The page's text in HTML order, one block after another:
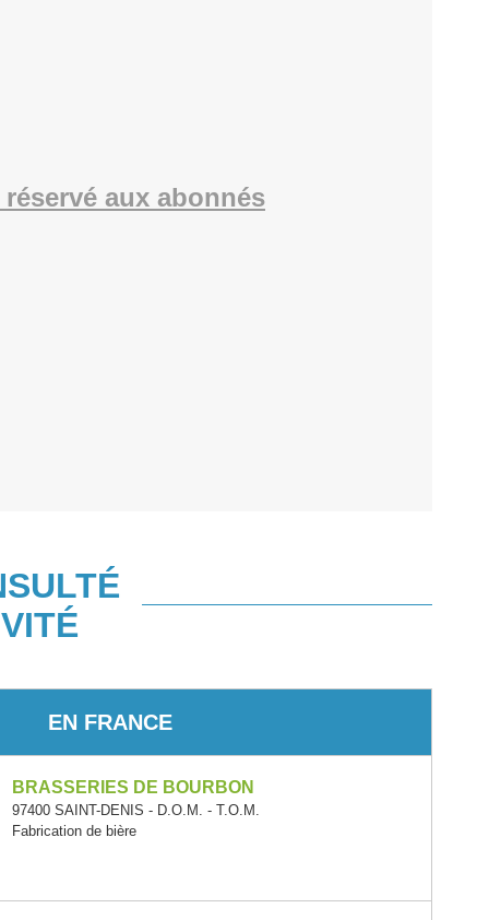
aux abonnés
EN FRANCE
BRASSERIES DE BOURBON
97400 SAINT-DENIS - D.O.M. - T.O.M.
Fabrication de bière